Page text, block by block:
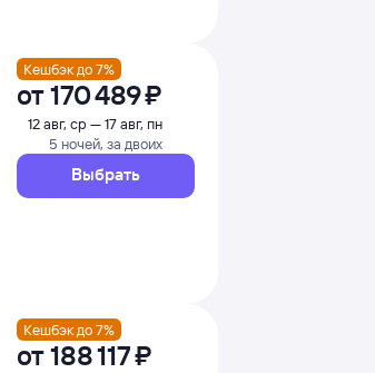
Кешбэк до 7%
от170 ⁠489 ⁠₽
12 авг, ср — 17 авг, пн
5 ночей, за двоих
Выбрать
Кешбэк до 7%
от188 ⁠117 ⁠₽